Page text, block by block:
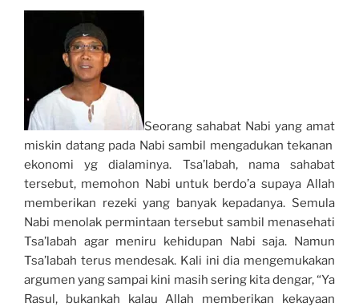
Seorang sahabat Nabi yang amat
miskin datang pada Nabi sambil mengadukan tekanan
ekonomi yg dialaminya. Tsa’labah, nama sahabat
tersebut, memohon Nabi untuk berdo’a supaya Allah
memberikan rezeki yang banyak kepadanya. Semula
Nabi menolak permintaan tersebut sambil menasehati
Tsa’labah agar meniru kehidupan Nabi saja. Namun
Tsa’labah terus mendesak. Kali ini dia mengemukakan
argumen yang sampai kini masih sering kita dengar, “Ya
Rasul, bukankah kalau Allah memberikan kekayaan